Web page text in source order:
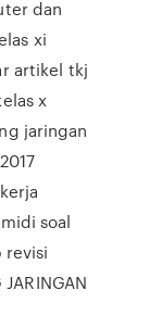
dan
xi
artikel tkj
x
jaringan
soal
revisi